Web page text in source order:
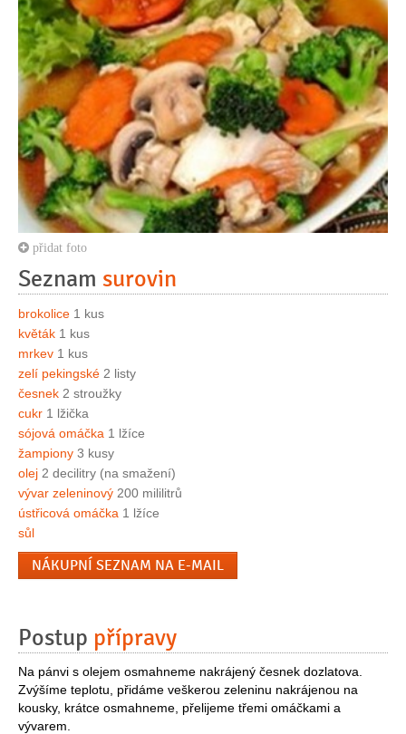
přidat foto
Seznam surovin
brokolice 1 kus
květák 1 kus
mrkev 1 kus
zelí pekingské 2 listy
česnek 2 stroužky
cukr 1 lžička
sójová omáčka 1 lžíce
žampiony 3 kusy
olej 2 decilitry (na smažení)
vývar zeleninový 200 mililitrů
ústřicová omáčka 1 lžíce
sůl
NÁKUPNÍ SEZNAM NA E-MAIL
Postup přípravy
Na pánvi s olejem osmahneme nakrájený česnek dozlatova.
Zvýšíme teplotu, přidáme veškerou zeleninu nakrájenou na
kousky, krátce osmahneme, přelijeme třemi omáčkami a
vývarem.